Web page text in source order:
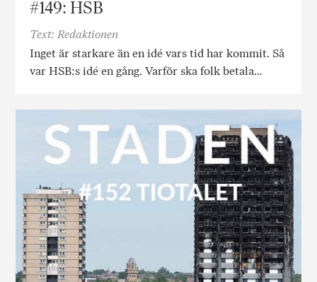
#149: HSB
Text: Redaktionen
Inget är starkare än en idé vars tid har kommit. Så
var HSB:s idé en gång. Varför ska folk betala…